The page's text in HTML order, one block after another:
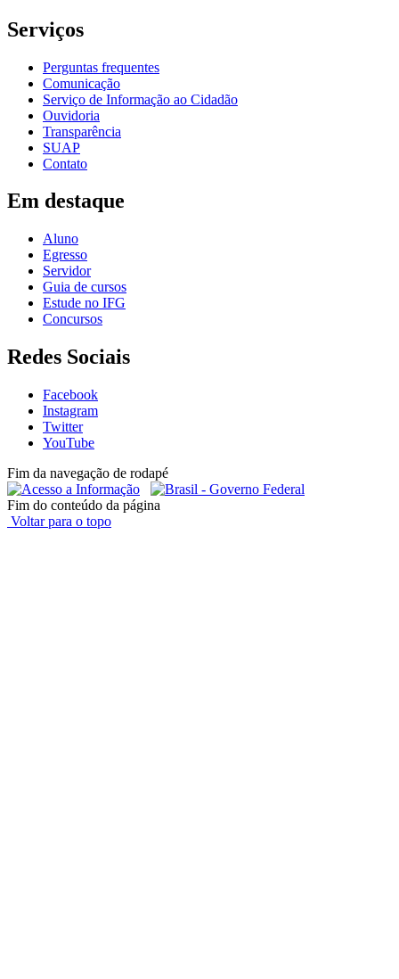
Serviços
Perguntas frequentes
Comunicação
Serviço de Informação ao Cidadão
Ouvidoria
Transparência
SUAP
Contato
Em destaque
Aluno
Egresso
Servidor
Guia de cursos
Estude no IFG
Concursos
Redes Sociais
Facebook
Instagram
Twitter
YouTube
Fim da navegação de rodapé
Fim do conteúdo da página
Voltar para o topo